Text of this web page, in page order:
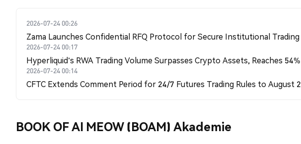
2026-07-24 00:26
Zama Launches Confidential RFQ Protocol for Secure Institutional Trading
2026-07-24 00:17
Hyperliquid's RWA Trading Volume Surpasses Crypto Assets, Reaches
2026-07-24 00:14
CFTC Extends Comment Period for 24/7 Futures Trading Rules to August
BOOK OF AI MEOW (BOAM) Akademie